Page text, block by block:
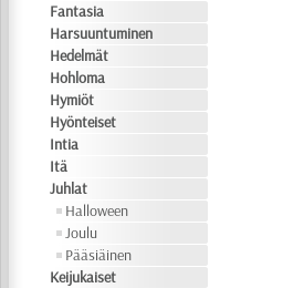
Fantasia
Harsuuntuminen
Hedelmät
Hohloma
Hymiöt
Hyönteiset
Intia
Itä
Juhlat
Halloween
Joulu
Pääsiäinen
Keijukaiset